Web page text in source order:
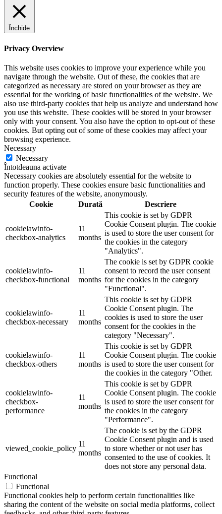
Închide
Privacy Overview
This website uses cookies to improve your experience while you
navigate through the website. Out of these, the cookies that are
categorized as necessary are stored on your browser as they are
essential for the working of basic functionalities of the website. We
also use third-party cookies that help us analyze and understand how
you use this website. These cookies will be stored in your browser
only with your consent. You also have the option to opt-out of these
cookies. But opting out of some of these cookies may affect your
browsing experience.
Necessary
Necessary
Întotdeauna activate
Necessary cookies are absolutely essential for the website to
function properly. These cookies ensure basic functionalities and
security features of the website, anonymously.
Cookie
Durată Descriere
cookielawinfo-
checkbox-analytics
11
months
This cookie is set by GDPR
Cookie Consent plugin. The cookie
is used to store the user consent for
the cookies in the category
"Analytics".
cookielawinfo-
checkbox-functional
11
months
The cookie is set by GDPR cookie
consent to record the user consent
for the cookies in the category
"Functional".
cookielawinfo-
checkbox-necessary
11
months
This cookie is set by GDPR
Cookie Consent plugin. The
cookies is used to store the user
consent for the cookies in the
category "Necessary".
cookielawinfo-
checkbox-others
11
months
This cookie is set by GDPR
Cookie Consent plugin. The cookie
is used to store the user consent for
the cookies in the category "Other.
cookielawinfo-
checkbox-
performance
11
months
This cookie is set by GDPR
Cookie Consent plugin. The cookie
is used to store the user consent for
the cookies in the category
"Performance".
viewed_cookie_policy
11
months
The cookie is set by the GDPR
Cookie Consent plugin and is used
to store whether or not user has
consented to the use of cookies. It
does not store any personal data.
Functional
Functional
Functional cookies help to perform certain functionalities like
sharing the content of the website on social media platforms, collect